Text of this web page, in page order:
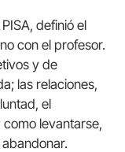
definió el
con el profesor.
y de
las relaciones,
el
levantarse,